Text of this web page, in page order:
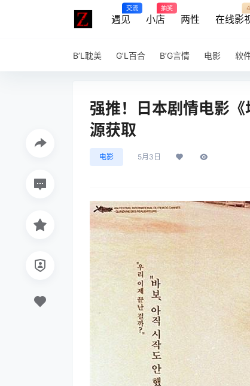
遇见
交流
小店
抽奖
两性 在线影
B’L耽美 G’L百合 B’G言情 电影 软
强推！日本剧情电影
源获取
电影 5月3日